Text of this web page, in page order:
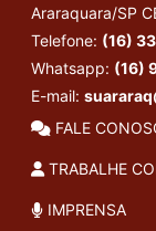
Araraquara/SP
Telefone: (16)
Whatsapp: (16)
E-mail:
FALE
TRABALHE
IMPRENSA